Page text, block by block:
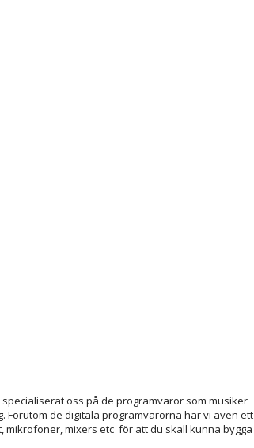
oss på de programvaror som musiker
Förutom de digitala programvarorna har vi även ett
mikrofoner, mixers etc för att du skall kunna bygga